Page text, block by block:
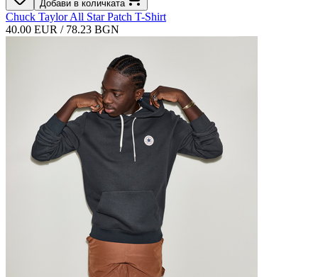
Добави в количката
Chuck Taylor All Star Patch T-Shirt
40.00 EUR / 78.23 BGN